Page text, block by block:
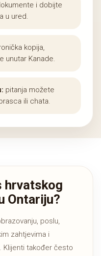
i dobijte
u ured.
kopija,
unutar Kanade.
pitanja možete
ili chata.
hrvatskog
Ontariju?
poslu,
zahtjevima i
Klijenti također često